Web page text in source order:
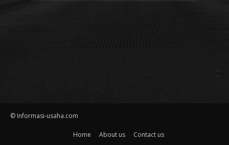
© Informasi-usaha.com
Home About us Contact us